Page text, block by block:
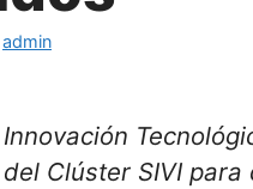
admin
Innovación
Clúster SIVI